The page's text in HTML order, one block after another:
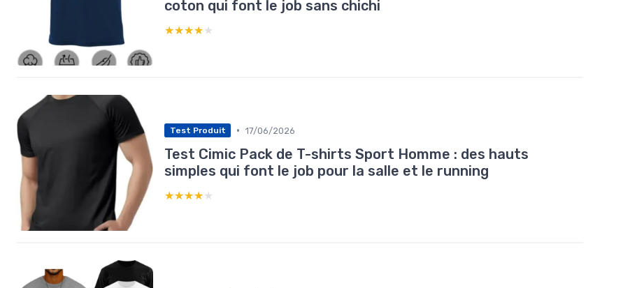
coton qui font le job sans chichi
★★★★★
★★★★★
Test Produit • 17/06/2026
Test Cimic Pack de T-shirts Sport Homme : des hauts
simples qui font le job pour la salle et le running
★★★★★
★★★★★